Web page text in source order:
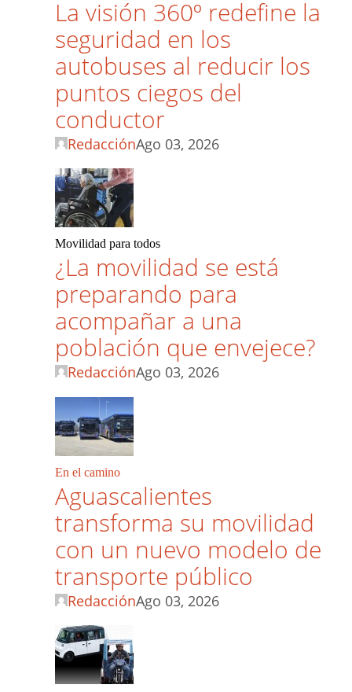
La visión 360º redefine la
seguridad en los
autobuses al reducir los
puntos ciegos del
conductor
RedacciónAgo 03, 2026
Movilidad para todos
¿La movilidad se está
preparando para
acompañar a una
población que envejece?
RedacciónAgo 03, 2026
En el camino
Aguascalientes
transforma su movilidad
con un nuevo modelo de
transporte público
RedacciónAgo 03, 2026